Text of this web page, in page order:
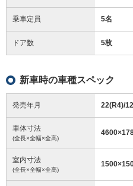
乗車定員 5名
ドア数 5枚
新車時の車種スペック
発売年月 22(R4)/12
車体寸法
(全長×全幅×全高)
4600×
室内寸法
(全長×全幅×全高)
1500×